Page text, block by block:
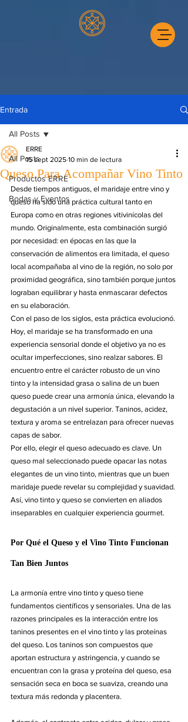
Entrada
All Posts
Productos ERRE
Bodas y Eventos
All Posts
Queso Para Acompañar Vino Tinto
ERRE
15 sept 2025 10 min de lectura
Desde tiempos antiguos, el maridaje entre vino y
queso ha sido una práctica cultural tanto en
Europa como en otras regiones vitivinícolas del
mundo. Originalmente, esta combinación surgió
por necesidad: en épocas en las que la
conservación de alimentos era limitada, el queso
local acompañaba al vino de la región, no solo por
proximidad geográfica, sino también porque juntos
lograban equilibrar y hasta enmascarar defectos
en su elaboración.
Con el paso de los siglos, esta práctica evolucionó.
Hoy, el maridaje se ha transformado en una
experiencia sensorial donde el objetivo ya no es
ocultar imperfecciones, sino realzar sabores. El
encuentro entre el carácter robusto de un vino
tinto y la intensidad grasa o salina de un buen
queso puede crear una armonía única, elevando la
degustación a un nivel superior. Taninos, acidez,
textura y aroma se entrelazan para ofrecer nuevas
capas de sabor.
Por ello, elegir el queso adecuado es clave. Un
queso mal seleccionado puede opacar las notas
elegantes de un vino tinto, mientras que un buen
maridaje puede revelar su complejidad y suavidad.
Así, vino tinto y queso se convierten en aliados
inseparables en cualquier experiencia gourmet.
Por Qué el Queso y el Vino Tinto Funcionan
Tan Bien Juntos
La armonía entre vino tinto y queso tiene
fundamentos científicos y sensoriales. Una de las
razones principales es la interacción entre los
taninos presentes en el vino tinto y las proteínas
del queso. Los taninos son compuestos que
aportan estructura y astringencia, y cuando se
encuentran con la grasa y proteína del queso, esa
sensación seca en boca se suaviza, creando una
textura más redonda y placentera.